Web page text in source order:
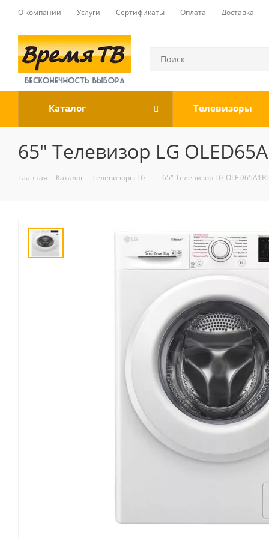
О компании Услуги Сертификаты Оплата Доставка
Каталог Телевизоры
65" Телевизор LG
Главная - Каталог - Телевизоры LG - 65" Телевизор LG